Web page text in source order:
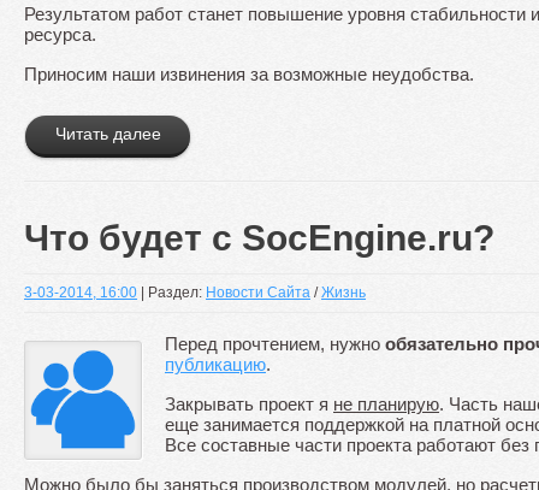
Результатом работ станет повышение уровня стабильности
ресурса.
Приносим наши извинения за возможные неудобства.
Читать далее
Что будет с SocEngine.ru?
3-03-2014, 16:00 | Раздел: Новости Сайта /Жизнь
Перед прочтением, нужно обязательно
публикацию.
Закрывать проект я не планирую. Часть
еще занимается поддержкой на платной
Все составные части проекта работают без
Можно было бы заняться производством модулей, но